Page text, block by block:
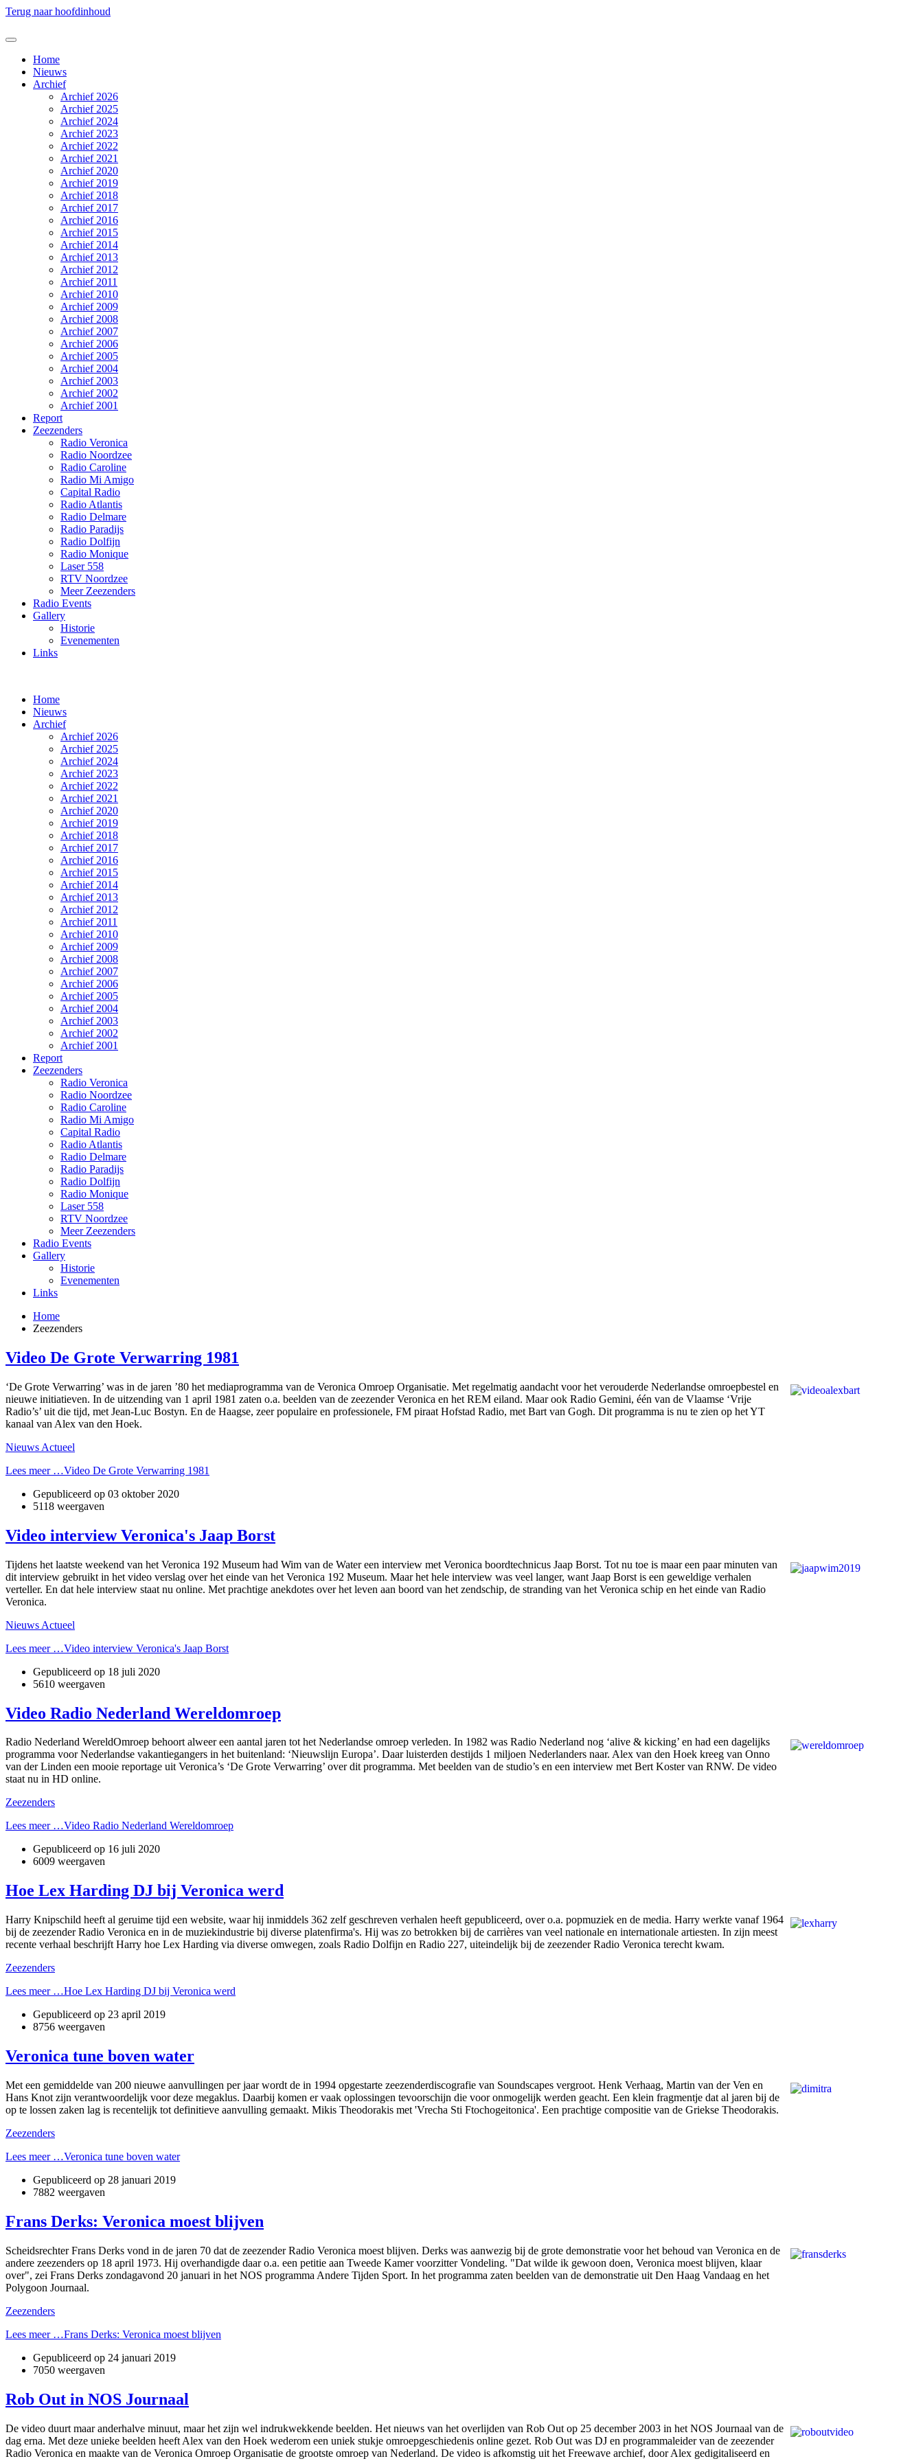
Terug naar hoofdinhoud
Home
Nieuws
Archief
Archief 2026
Archief 2025
Archief 2024
Archief 2023
Archief 2022
Archief 2021
Archief 2020
Archief 2019
Archief 2018
Archief 2017
Archief 2016
Archief 2015
Archief 2014
Archief 2013
Archief 2012
Archief 2011
Archief 2010
Archief 2009
Archief 2008
Archief 2007
Archief 2006
Archief 2005
Archief 2004
Archief 2003
Archief 2002
Archief 2001
Report
Zeezenders
Radio Veronica
Radio Noordzee
Radio Caroline
Radio Mi Amigo
Capital Radio
Radio Atlantis
Radio Delmare
Radio Paradijs
Radio Dolfijn
Radio Monique
Laser 558
RTV Noordzee
Meer Zeezenders
Radio Events
Gallery
Historie
Evenementen
Links
Home
Nieuws
Archief
Archief 2026
Archief 2025
Archief 2024
Archief 2023
Archief 2022
Archief 2021
Archief 2020
Archief 2019
Archief 2018
Archief 2017
Archief 2016
Archief 2015
Archief 2014
Archief 2013
Archief 2012
Archief 2011
Archief 2010
Archief 2009
Archief 2008
Archief 2007
Archief 2006
Archief 2005
Archief 2004
Archief 2003
Archief 2002
Archief 2001
Report
Zeezenders
Radio Veronica
Radio Noordzee
Radio Caroline
Radio Mi Amigo
Capital Radio
Radio Atlantis
Radio Delmare
Radio Paradijs
Radio Dolfijn
Radio Monique
Laser 558
RTV Noordzee
Meer Zeezenders
Radio Events
Gallery
Historie
Evenementen
Links
Home
Zeezenders
Video De Grote Verwarring 1981
‘De Grote Verwarring’ was in de jaren ’80 het mediaprogramma van de Veronica Omroep Organisatie. Met regelmatig aandacht voor het verouderde Nederlandse omroepbestel en
nieuwe initiatieven. In de uitzending van 1 april 1981 zaten o.a. beelden van de zeezender Veronica en het REM eiland. Maar ook Radio Gemini, één van de Vlaamse ‘Vrije
Radio’s’ uit die tijd, met Jean-Luc Bostyn. En de Haagse, zeer populaire en professionele, FM piraat Hofstad Radio, met Bart van Gogh. Dit programma is nu te zien op het YT
kanaal van Alex van den Hoek.
Nieuws Actueel
Lees meer …Video De Grote Verwarring 1981
Gepubliceerd op 03 oktober 2020
5118 weergaven
Video interview Veronica's Jaap Borst
Tijdens het laatste weekend van het Veronica 192 Museum had Wim van de Water een interview met Veronica boordtechnicus Jaap Borst. Tot nu toe is maar een paar minuten van
dit interview gebruikt in het video verslag over het einde van het Veronica 192 Museum. Maar het hele interview was veel langer, want Jaap Borst is een geweldige verhalen
verteller. En dat hele interview staat nu online. Met prachtige anekdotes over het leven aan boord van het zendschip, de stranding van het Veronica schip en het einde van Radio
Veronica.
Nieuws Actueel
Lees meer …Video interview Veronica's Jaap Borst
Gepubliceerd op 18 juli 2020
5610 weergaven
Video Radio Nederland Wereldomroep
Radio Nederland WereldOmroep behoort alweer een aantal jaren tot het Nederlandse omroep verleden. In 1982 was Radio Nederland nog ‘alive & kicking’ en had een dagelijks
programma voor Nederlandse vakantiegangers in het buitenland: ‘Nieuwslijn Europa’. Daar luisterden destijds 1 miljoen Nederlanders naar. Alex van den Hoek kreeg van Onno
van der Linden een mooie reportage uit Veronica’s ‘De Grote Verwarring’ over dit programma. Met beelden van de studio’s en een interview met Bert Koster van RNW. De video
staat nu in HD online.
Zeezenders
Lees meer …Video Radio Nederland Wereldomroep
Gepubliceerd op 16 juli 2020
6009 weergaven
Hoe Lex Harding DJ bij Veronica werd
Harry Knipschild heeft al geruime tijd een website, waar hij inmiddels 362 zelf geschreven verhalen heeft gepubliceerd, over o.a. popmuziek en de media. Harry werkte vanaf 1964
bij de zeezender Radio Veronica en in de muziekindustrie bij diverse platenfirma's. Hij was zo betrokken bij de carrières van veel nationale en internationale artiesten. In zijn meest
recente verhaal beschrijft Harry hoe Lex Harding via diverse omwegen, zoals Radio Dolfijn en Radio 227, uiteindelijk bij de zeezender Radio Veronica terecht kwam.
Zeezenders
Lees meer …Hoe Lex Harding DJ bij Veronica werd
Gepubliceerd op 23 april 2019
8756 weergaven
Veronica tune boven water
Met een gemiddelde van 200 nieuwe aanvullingen per jaar wordt de in 1994 opgestarte zeezenderdiscografie van Soundscapes vergroot. Henk Verhaag, Martin van der Ven en
Hans Knot zijn verantwoordelijk voor deze megaklus. Daarbij komen er vaak oplossingen tevoorschijn die voor onmogelijk werden geacht. Een klein fragmentje dat al jaren bij de
op te lossen zaken lag is recentelijk tot definitieve aanvulling gemaakt. Mikis Theodorakis met 'Vrecha Sti Ftochogeitonica'. Een prachtige compositie van de Griekse Theodorakis.
Zeezenders
Lees meer …Veronica tune boven water
Gepubliceerd op 28 januari 2019
7882 weergaven
Frans Derks: Veronica moest blijven
Scheidsrechter Frans Derks vond in de jaren 70 dat de zeezender Radio Veronica moest blijven. Derks was aanwezig bij de grote demonstratie voor het behoud van Veronica en de
andere zeezenders op 18 april 1973. Hij overhandigde daar o.a. een petitie aan Tweede Kamer voorzitter Vondeling. "Dat wilde ik gewoon doen, Veronica moest blijven, klaar
over", zei Frans Derks zondagavond 20 januari in het NOS programma Andere Tijden Sport. In het programma zaten beelden van de demonstratie uit Den Haag Vandaag en het
Polygoon Journaal.
Zeezenders
Lees meer …Frans Derks: Veronica moest blijven
Gepubliceerd op 24 januari 2019
7050 weergaven
Rob Out in NOS Journaal
De video duurt maar anderhalve minuut, maar het zijn wel indrukwekkende beelden. Het nieuws van het overlijden van Rob Out op 25 december 2003 in het NOS Journaal van de
dag erna. Met deze unieke beelden heeft Alex van den Hoek wederom een uniek stukje omroepgeschiedenis online gezet. Rob Out was DJ en programmaleider van de zeezender
Radio Veronica en maakte van de Veronica Omroep Organisatie de grootste omroep van Nederland. De video is afkomstig uit het Freewave archief, door Alex gedigitaliseerd en